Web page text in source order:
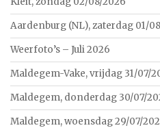
Aardenburg (NL), zaterdag 01/
Weerfoto’s – Juli 2026
Maldegem-Vake, vrijdag 31/07/
Maldegem, donderdag 30/07/
Maldegem, woensdag 29/07/